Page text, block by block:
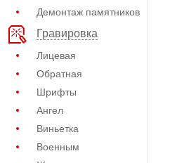
Демонтаж памятников
Гравировка
Лицевая
Обратная
Шрифты
Ангел
Виньетка
Военным